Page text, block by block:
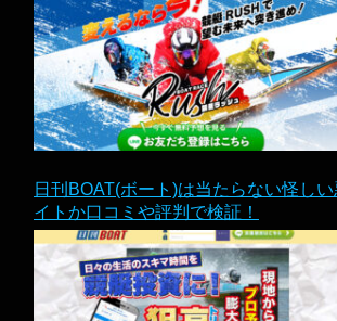
日刊BOAT(ボート)は当たらない怪し
イトか口コミや評判で検証！